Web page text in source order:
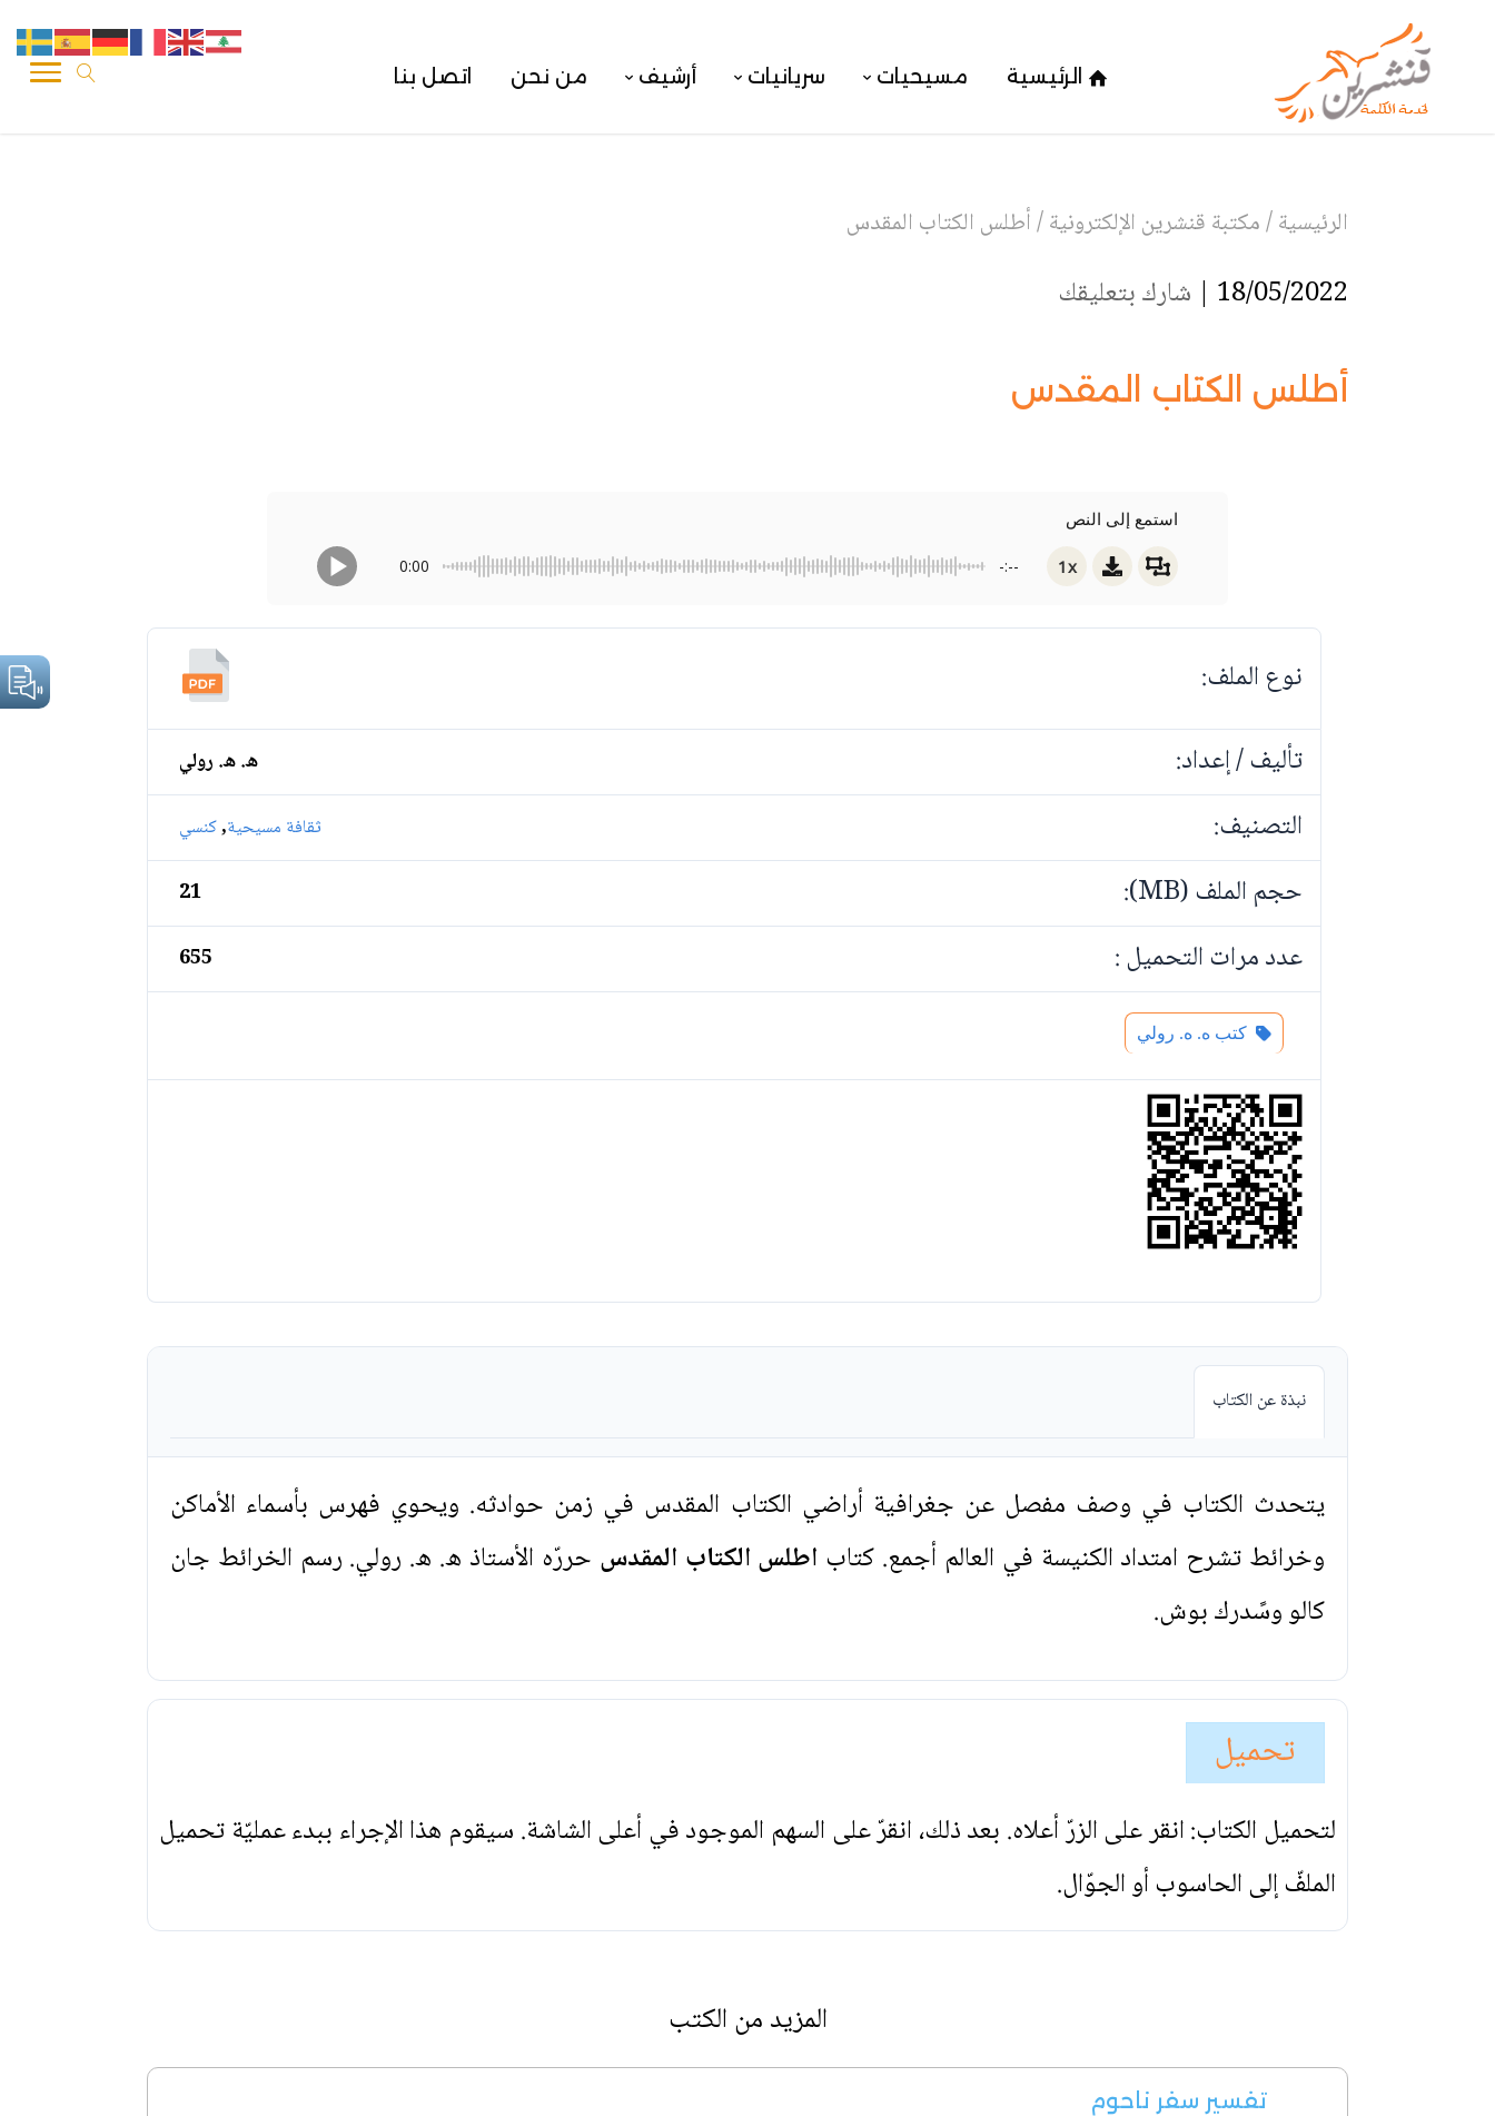
الرئيسية مسيحيات سريانيات أرشيف من نحن اتصل بنا
الرئيسية/مكتبة قنشرين الإلكترونية/أطلس الكتاب المقدس
18/05/2022 | شارك بتعليقك
أطلس الكتاب المقدس
استمع إلى النص
0:00 -:-- 1x
نوع الملف:
تأليف / إعداد:
ه. ه. رولي
التصنيف: ثقافة مسيحية,كنسي
حجم الملف (MB): 21
عدد مرات التحميل : 655
كتب ه. ه. رولي
نبذة عن الكتاب
يتحدث الكتاب في وصف مفصل عن جغرافية أراضي الكتاب المقدس في زمن حوادثه. ويحوي فهرس بأسماء الأماكن
وخرائط تشرح امتداد الكنيسة في العالم أجمع. كتاب اطلس الكتاب المقدس حررّه الأستاذ ه. ه. رولي. رسم الخرائط جان
كالو وسًدرك بوش.
تحميل
لتحميل الكتاب: انقر على الزرّ أعلاه. بعد ذلك، انقرّ على السهم الموجود في أعلى الشاشة. سيقوم هذا الإجراء ببدء عمليّة تحميل
الملفّ إلى الحاسوب أو الجوّال.
المزيد من الكتب
تفسير سفر ناحوم